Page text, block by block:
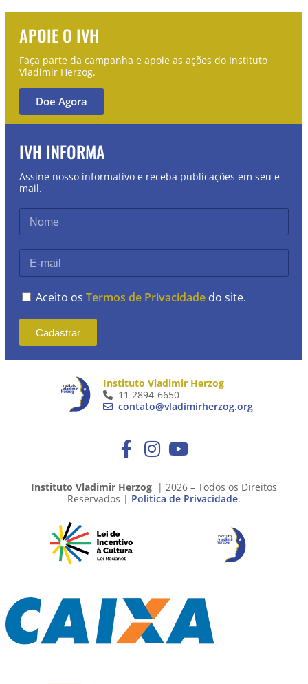
APOIE O IVH
Faça parte da campanha e apoie as ações do Instituto
Vladimir Herzog.
Doe Agora
IVH INFORMA
Assine nosso informativo e receba publicações em seu e-
mail.
Aceito os Termos de Privacidade do site.
Cadastrar
Instituto Vladimir Herzog
11 2894-6650
contato@vladimirherzog.org
Instituto Vladimir Herzog | 2026 – Todos os Direitos
Reservados | Política de Privacidade.